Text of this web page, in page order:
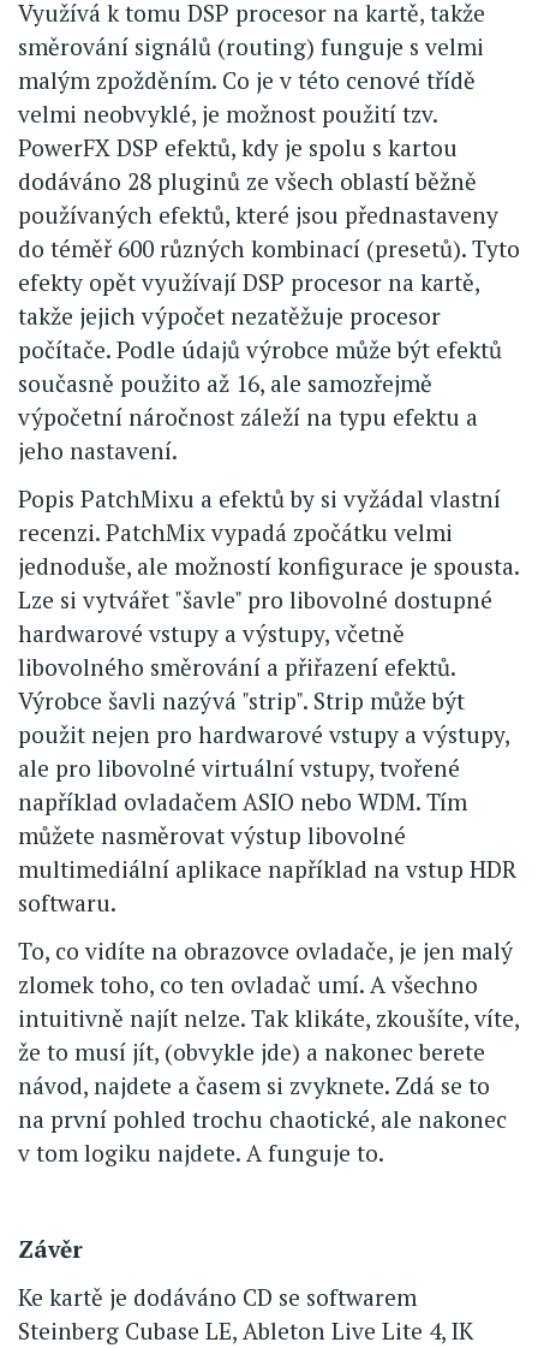
Využívá k tomu DSP procesor na kartě, takže
směrování signálů (routing) funguje s velmi
malým zpožděním. Co je v této cenové třídě
velmi neobvyklé, je možnost použití tzv.
PowerFX DSP efektů, kdy je spolu s kartou
dodáváno 28 pluginů ze všech oblastí běžně
používaných efektů, které jsou přednastaveny
do téměř 600 různých kombinací (presetů). Tyto
efekty opět využívají DSP procesor na kartě,
takže jejich výpočet nezatěžuje procesor
počítače. Podle údajů výrobce může být efektů
současně použito až 16, ale samozřejmě
výpočetní náročnost záleží na typu efektu a
jeho nastavení.
Popis PatchMixu a efektů by si vyžádal vlastní
recenzi. PatchMix vypadá zpočátku velmi
jednoduše, ale možností konfigurace je spousta.
Lze si vytvářet "šavle" pro libovolné dostupné
hardwarové vstupy a výstupy, včetně
libovolného směrování a přiřazení efektů.
Výrobce šavli nazývá "strip". Strip může být
použit nejen pro hardwarové vstupy a výstupy,
ale pro libovolné virtuální vstupy, tvořené
například ovladačem ASIO nebo WDM. Tím
můžete nasměrovat výstup libovolné
multimediální aplikace například na vstup HDR
softwaru.
To, co vidíte na obrazovce ovladače, je jen malý
zlomek toho, co ten ovladač umí. A všechno
intuitivně najít nelze. Tak klikáte, zkoušíte, víte,
že to musí jít, (obvykle jde) a nakonec berete
návod, najdete a časem si zvyknete. Zdá se to
na první pohled trochu chaotické, ale nakonec
v tom logiku najdete. A funguje to.
Závěr
Ke kartě je dodáváno CD se softwarem
Steinberg Cubase LE, Ableton Live Lite 4, IK